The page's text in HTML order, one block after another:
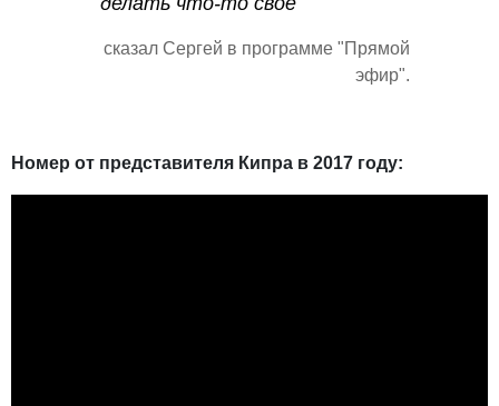
сказал Сергей в программе "Прямой
эфир".
Номер от представителя Кипра в 2017 году: